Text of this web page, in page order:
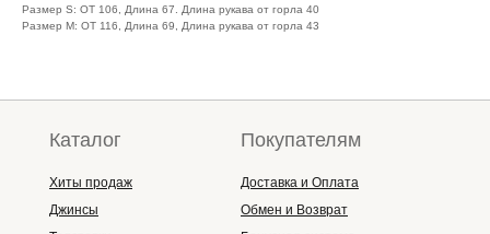
Размер S: ОТ 106, Длина 67. Длина рукава от горла 40
Размер M: ОТ 116, Длина 69, Длина рукава от горла 43
Каталог
Хиты продаж
Джинсы
Доставка и Оплата
Обмен и Возврат
Покупателям